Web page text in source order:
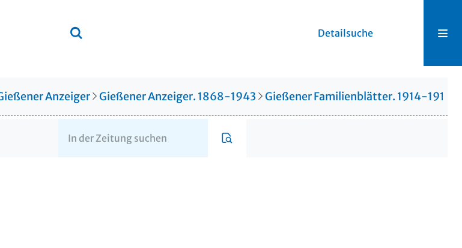
Detailsuche
Anzeiger Gießener Anzeiger. 1868-1943 Gießener Familienblätter. 1914-1914